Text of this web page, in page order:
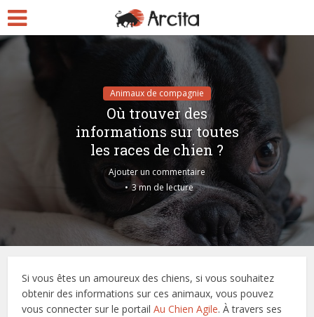
Animaux de compagnie
Où trouver des
informations sur toutes
les races de chien ?
Ajouter un commentaire
3 mn de lecture
Si vous êtes un amoureux des chiens, si vous souhaitez
obtenir des informations sur ces animaux, vous pouvez
vous connecter sur le portailAu Chien Agile. À travers ses